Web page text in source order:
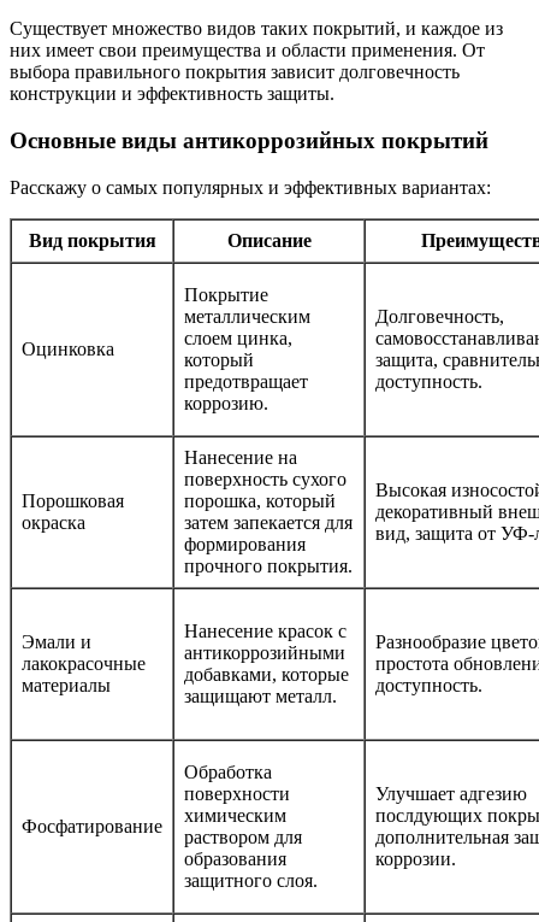
Существует множество видов таких покрытий, и каждое из
них имеет свои преимущества и области применения. От
выбора правильного покрытия зависит долговечность
конструкции и эффективность защиты.
Основные виды антикоррозийных покрытий
Расскажу о самых популярных и эффективных вариантах:
Вид покрытия Описание
Оцинковка
Покрытие
металлическим
слоем цинка,
который
предотвращает
коррозию.
Долговечность,
защита,
доступность.
Порошковая
окраска
Нанесение на
поверхность сухого
порошка, который
затем запекается для
формирования
прочного покрытия.
Высокая
декоративный
вид, защита от УФ-
Эмали и
лакокрасочные
материалы
Нанесение красок с
антикоррозийными
добавками, которые
защищают металл.
Разнообразие
простота
доступность.
Фосфатирование
Обработка
поверхности
химическим
раствором для
образования
защитного слоя.
Улучшает адгезию
послдующих
дополнительная
коррозии.